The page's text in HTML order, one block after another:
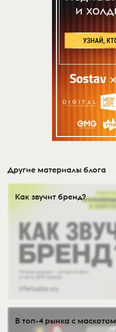
Другие материалы блога
Как звучит бренд?
В топ-4 рынка с маскотом